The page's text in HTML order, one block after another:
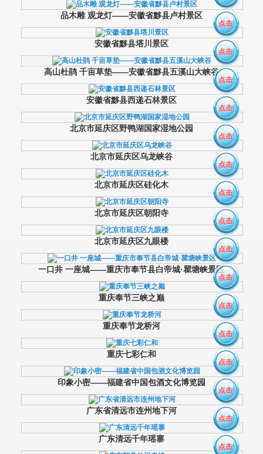
品木雕 观龙灯——安徽省黟县卢村景区
点击
安徽省黟县塔川景区
点击
高山杜鹃 千亩草垫——安徽省黟县五溪山大峡谷
点击
安徽省黟县西递石林景区
点击
北京市延庆区野鸭湖国家湿地公园
点击
北京市延庆区乌龙峡谷
点击
北京市延庆区硅化木
点击
北京市延庆区朝阳寺
点击
北京市延庆区九眼楼
点击
一口井 一座城——重庆市奉节县白帝城·瞿塘峡景区
点击
重庆奉节三峡之巅
点击
重庆奉节龙桥河
点击
重庆七彩仁和
点击
印象小密——福建省中国包酒文化博览园
点击
广东省清远市连州地下河
点击
广东清远千年瑶寨
点击